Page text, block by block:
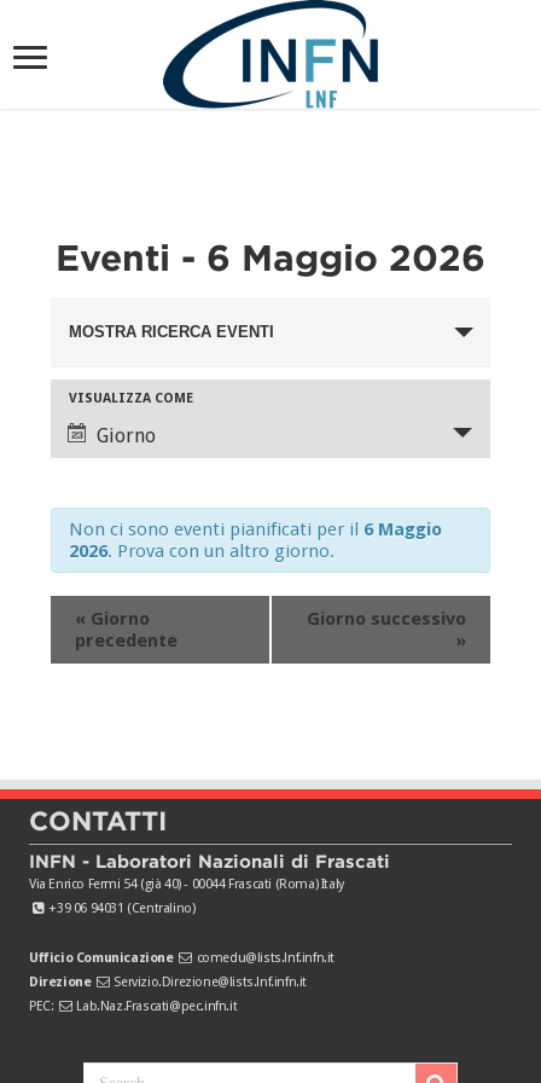
Eventi - 6 Maggio 2026
Ricerca
e
viste
Navigazione
MOSTRA RICERCA EVENTI
Evento
Viste
Navigazione
VISUALIZZA COME
Giorno
Non ci sono eventi pianificati per il 6 Maggio
2026. Prova con un altro giorno.
« Giorno
precedente
Giorno successivo
»
CONTATTI
INFN - Laboratori Nazionali di Frascati
Via Enrico Fermi 54 (già 40) - 00044 Frascati (Roma) Italy
+39 06 94031 (Centralino)
Ufficio Comunicazione
comedu@lists.lnf.infn.it
Direzione
Servizio.Direzione@lists.lnf.infn.it
PEC:
Lab.Naz.Frascati@pec.infn.it